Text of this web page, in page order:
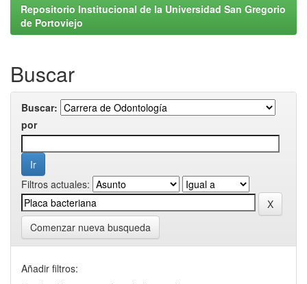
Repositorio Institucional de la Universidad San Gregorio
de Portoviejo
Buscar
Buscar:
por
Filtros actuales:
Comenzar nueva busqueda
Añadir filtros: